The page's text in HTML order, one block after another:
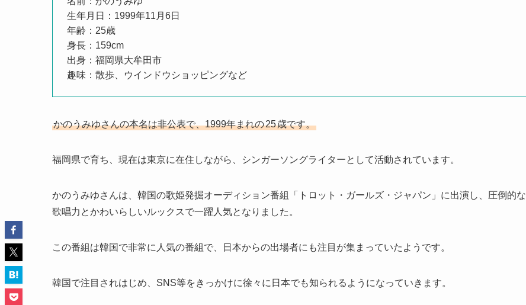
生年月日：1999年11月6日
年齢：25歳
身長：159cm
出身：福岡県大牟田市
趣味：散歩、ウインドウショッピングなど
かのうみゆさんの本名は非公表で、1999年まれの25歳です。
福岡県で育ち、現在は東京に在住しながら、シンガーソングライターとして活動されています。
かのうみゆさんは、韓国の歌姫発掘オーディション番組「トロット・ガールズ・ジャパン」に出演し、圧倒的な
歌唱力とかわいらしいルックスで一躍人気となりました。
この番組は韓国で非常に人気の番組で、日本からの出場者にも注目が集まっていたようです。
韓国で注目されはじめ、SNS等をきっかけに徐々に日本でも知られるようになっていきます。